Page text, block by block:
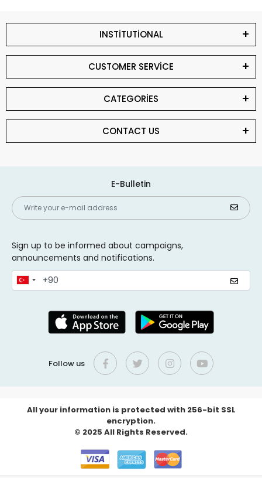
INSTİTUTİONAL
CUSTOMER SERVİCE
CATEGORİES
CONTACT US
E-Bulletin
Sign up to be informed about campaigns,
announcements and notifications.
Follow us
All your information is protected with 256-bit SSL
encryption.
© 2025 All Rights Reserved.